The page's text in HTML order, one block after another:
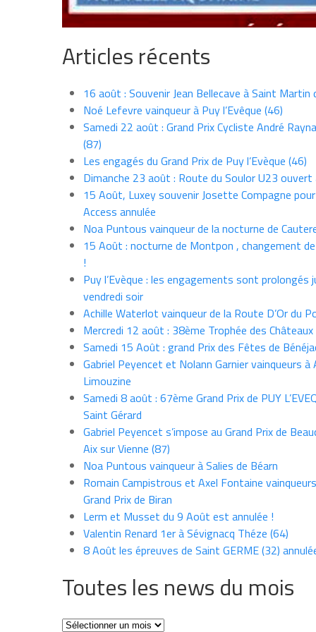
Articles récents
16 août : Souvenir Jean Bellecave à Saint Martin
Noé Lefevre vainqueur à Puy l’Evêque (46)
Samedi 22 août : Grand Prix Cycliste André
(87)
Les engagés du Grand Prix de Puy l’Evèque (46)
Dimanche 23 août : Route du Soulor U23 ouvert
15 Août, Luxey souvenir Josette Compagne
Access annulée
Noa Puntous vainqueur de la nocturne de
15 Août : nocturne de Montpon , changement
!
Puy l’Evèque : les engagements sont prolongés
vendredi soir
Achille Waterlot vainqueur de la Route D’Or du
Mercredi 12 août : 38ème Trophée des Châteaux
Samedi 15 Août : grand Prix des Fêtes de
Gabriel Peyencet et Nolann Garnier vainqueurs à
Limouzine
Samedi 8 août : 67ème Grand Prix de PUY
Saint Gérard
Gabriel Peyencet s’impose au Grand Prix de
Aix sur Vienne (87)
Noa Puntous vainqueur à Salies de Béarn
Romain Campistrous et Axel Fontaine
Grand Prix de Biran
Lerm et Musset du 9 Août est annulée !
Valentin Renard 1er à Sévignacq Théze (64)
8 Août les épreuves de Saint GERME (32)
Toutes les news du mois
Toutes